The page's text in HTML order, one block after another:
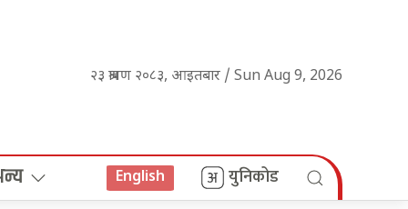
२३ श्रावण २०८३, आइतबार / Sun Aug 9, 2026
English युनिकोड